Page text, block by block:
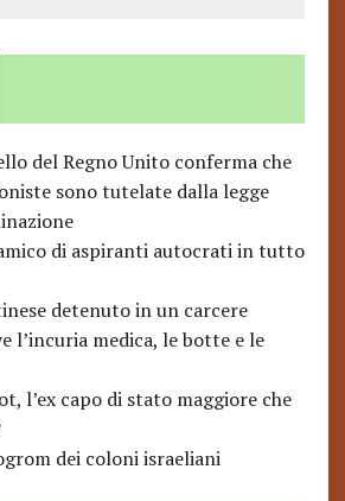
del Regno Unito conferma che
sono tutelate dalla legge
di aspiranti autocrati in tutto
detenuto in un carcere
l’incuria medica, le botte e le
l’ex capo di stato maggiore che
dei coloni israeliani